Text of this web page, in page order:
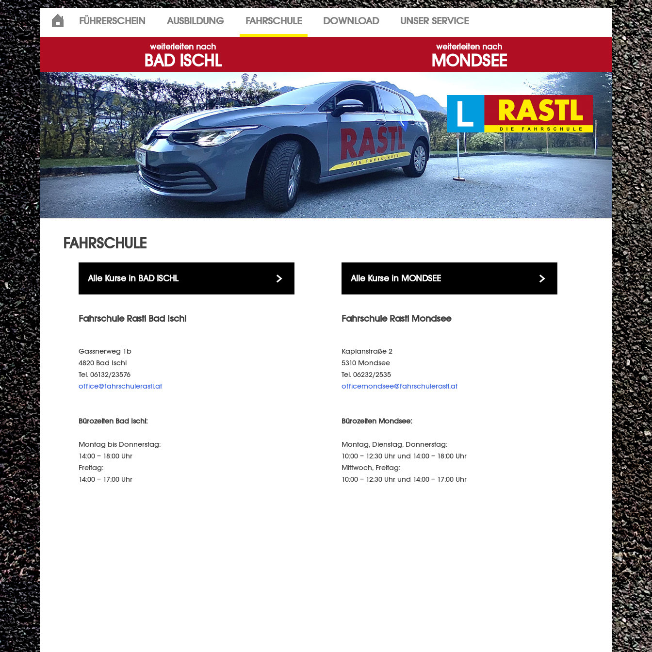
Skip
to
content
FÜHRERSCHEIN AUSBILDUNG FAHRSCHULE DOWNLOAD UNSER SERVICE
weiterleiten nach
BAD ISCHL
weiterleiten nach
MONDSEE
FAHRSCHULE
Alle Kurse in BAD ISCHL
Fahrschule Rastl Bad Ischl
Gassnerweg 1b
4820 Bad Ischl
Tel. 06132/23576
office@fahrschulerastl.at
Bürozeiten Bad Ischl:
Montag bis Donnerstag:
14:00 – 18:00 Uhr
Freitag:
14:00 – 17:00 Uhr
Alle Kurse in MONDSEE
Fahrschule Rastl Mondsee
Kaplanstraße 2
5310 Mondsee
Tel. 06232/2535
officemondsee@fahrschulerastl.at
Bürozeiten Mondsee:
Montag, Dienstag, Donnerstag:
10:00 – 12:30 Uhr und 14:00 – 18:00 Uhr
Mittwoch, Freitag:
10:00 – 12:30 Uhr und 14:00 – 17:00 Uhr